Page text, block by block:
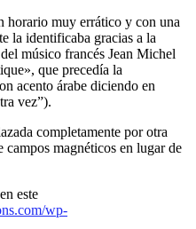
horario muy errático y con una
la identificaba gracias a la
músico francés Jean Michel
que precedía la
acento árabe diciendo en
vez”).
completamente por otra
magnéticos en lugar de
este
wp-